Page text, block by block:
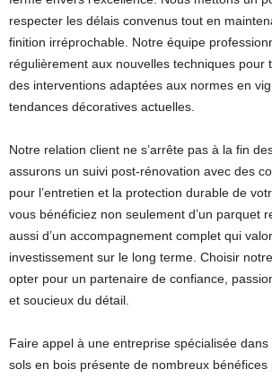
respecter les délais convenus tout en
finition irréprochable. Notre équipe
régulièrement aux nouvelles techniques pour
des interventions adaptées aux normes en
tendances décoratives actuelles.
Notre relation client ne s’arrête pas à la fin
assurons un suivi post-rénovation avec des
pour l’entretien et la protection durable de
vous bénéficiez non seulement d’un parquet
aussi d’un accompagnement complet qui
investissement sur le long terme. Choisir
opter pour un partenaire de confiance,
et soucieux du détail.
Faire appel à une entreprise spécialisée
sols en bois présente de nombreux